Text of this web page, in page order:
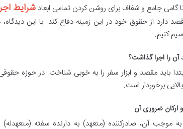
گامی جامع و شفاف برای روشن کردن تمامی ابعادشرایط
دارد از حقوق خود در این زمینه دفاع کند. با این
کنیم.
باید مقصد و ابزار سفر را به خوبی شناخت. در حوزه
برخوردار است.
آن، صادرکننده (متعهد) به دارنده سفته